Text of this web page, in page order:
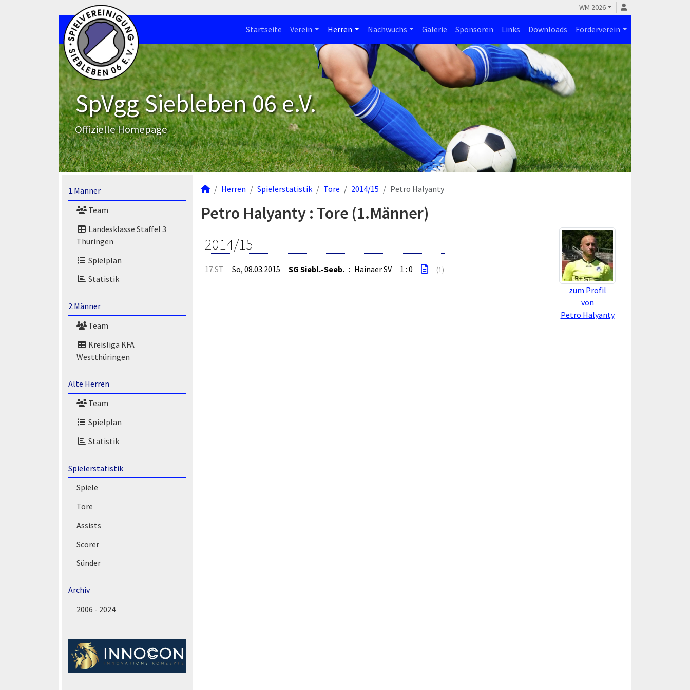
WM 2026
Startseite Verein Herren Nachwuchs Galerie Sponsoren Links Downloads Förderverein
SpVgg Siebleben 06 e.V.
Offizielle Homepage
1.Männer
Team
Landesklasse Staffel 3
Thüringen
Spielplan
Statistik
2.Männer
Team
Kreisliga KFA
Westthüringen
Alte Herren
Team
Spielplan
Statistik
Spielerstatistik
Spiele
Tore
Assists
Scorer
Sünder
Archiv
2006 - 2024
Herren Spielerstatistik Tore 2014/15 Petro Halyanty
Petro Halyanty : Tore (1.Männer)
zum Profil
von
Petro Halyanty
2014/15
17.ST So, 08.03.2015 SG Siebl.-Seeb. : Hainaer SV 1 : 0 (1)